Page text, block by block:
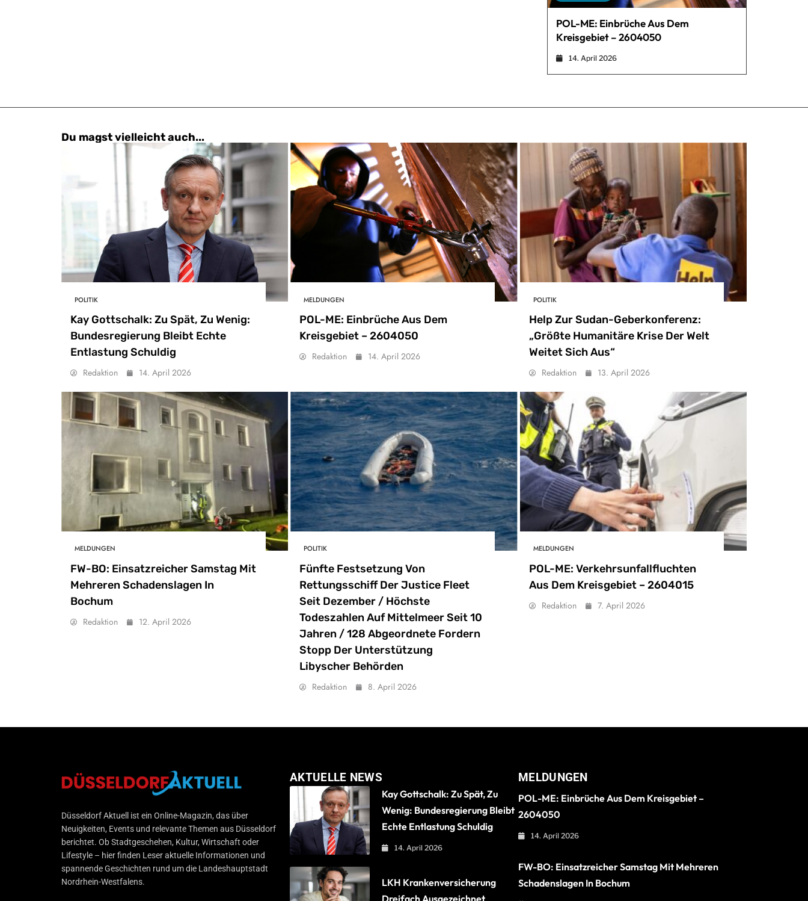
POL-ME: Einbrüche Aus Dem
Kreisgebiet – 2604050
14. April 2026
Du magst vielleicht auch...
POLITIK
Kay Gottschalk: Zu Spät, Zu Wenig:
Bundesregierung Bleibt Echte
Entlastung Schuldig
Redaktion 14. April 2026
MELDUNGEN
POL-ME: Einbrüche Aus Dem
Kreisgebiet – 2604050
Redaktion 14. April 2026
POLITIK
Help Zur Sudan-Geberkonferenz:
„Größte Humanitäre Krise Der Welt
Weitet Sich Aus“
Redaktion 13. April 2026
MELDUNGEN
FW-BO: Einsatzreicher Samstag Mit
Mehreren Schadenslagen In
Bochum
Redaktion 12. April 2026
POLITIK
Fünfte Festsetzung Von
Rettungsschiff Der Justice Fleet
Seit Dezember / Höchste
Todeszahlen Auf Mittelmeer Seit 10
Jahren / 128 Abgeordnete Fordern
Stopp Der Unterstützung
Libyscher Behörden
Redaktion 8. April 2026
MELDUNGEN
POL-ME: Verkehrsunfallfluchten
Aus Dem Kreisgebiet – 2604015
Redaktion 7. April 2026
Düsseldorf Aktuell
Düsseldorf Aktuell ist ein Online-Magazin, das über
Neuigkeiten, Events und relevante Themen aus Düsseldorf
berichtet. Ob Stadtgeschehen, Kultur, Wirtschaft oder
Lifestyle – hier finden Leser aktuelle Informationen und
spannende Geschichten rund um die Landeshauptstadt
Nordrhein-Westfalens.
AKTUELLE NEWS
Kay Gottschalk: Zu Spät, Zu
Wenig: Bundesregierung Bleibt
Echte Entlastung Schuldig
14. April 2026
LKH Krankenversicherung
MELDUNGEN
POL-ME: Einbrüche Aus Dem Kreisgebiet –
2604050
14. April 2026
FW-BO: Einsatzreicher Samstag Mit Mehreren
Schadenslagen In Bochum